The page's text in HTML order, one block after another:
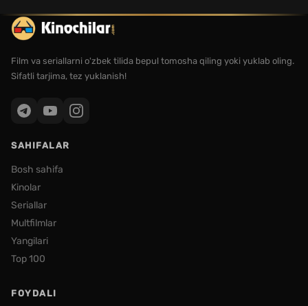
Film va seriallarni o'zbek tilida bepul tomosha qiling yoki yuklab oling.
Sifatli tarjima, tez yuklanish!
SAHIFALAR
Bosh sahifa
Kinolar
Seriallar
Multfilmlar
Yangilari
Top 100
FOYDALI